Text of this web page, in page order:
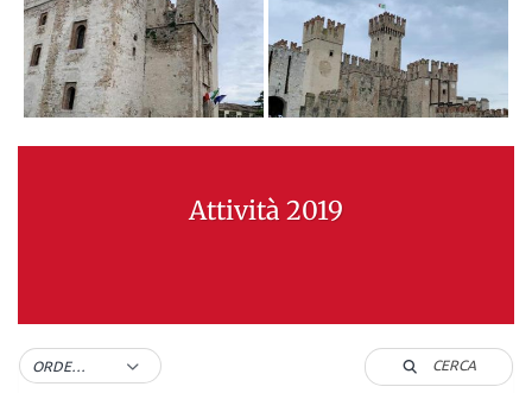
Attività 2019
ORDER BY DEFAULT CERCA